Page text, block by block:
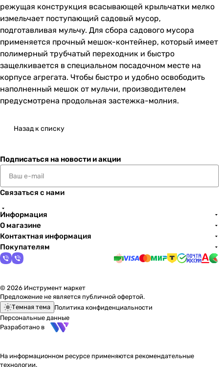
режущая конструкция всасывающей крыльчатки мелко
измельчает поступающий садовый мусор,
подготавливая мульчу. Для сбора садового мусора
применяется прочный мешок-контейнер, который имеет
полимерный трубчатый переходник и быстро
защелкивается в специальном посадочном месте на
корпусе агрегата. Чтобы быстро и удобно освободить
наполненный мешок от мульчи, производителем
предусмотрена продольная застежка-молния.
Назад к списку
Подписаться на новости и акции
Связаться с нами
Информация
О магазине
Контактная информация
Покупателям
© 2026 Инструмент маркет
Предложение не является публичной офертой.
Темная тема Политика конфиденциальности
Персональные данные
Разработано в
На информационном ресурсе применяются рекомендательные
технологии.